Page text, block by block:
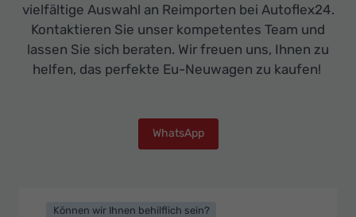
vielfältige Auswahl an Reimporten bei Autoflex24.
Kontaktieren Sie unser kompetentes Team und
lassen Sie sich beraten. Wir freuen uns, Ihnen zu
helfen, das perfekte Eu-Neuwagen zu kaufen!
WhatsApp
Können wir Ihnen behilflich sein?